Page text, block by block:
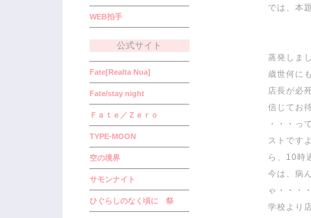
WEB拍手
公式サイト
Fate[Realta Nua]
Fate/stay night
Ｆａｔｅ／Ｚｅｒｏ
TYPE-MOON
空の境界
サモンナイト
ひぐらしのなく頃に 祭
では、本
蒸発しま
歳世何に
店長が必
信じてお
・・・っ
ストです
ら、10時
今は、病
ゃ・・・
学校より